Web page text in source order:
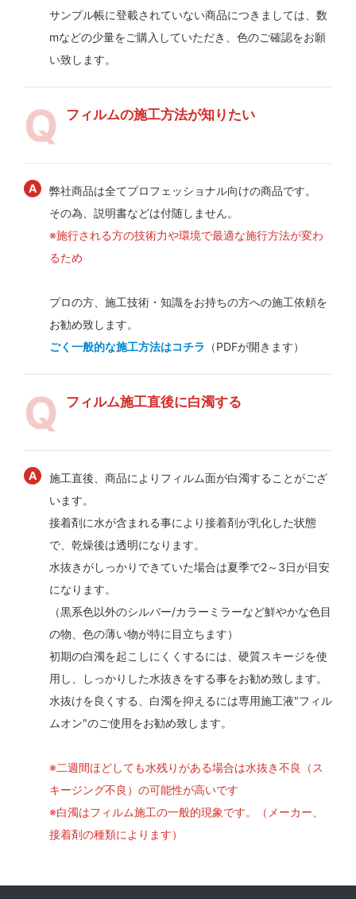
サンプル帳に登載されていない商品につきましては、数
mなどの少量をご購入していただき、色のご確認をお願
い致します。
フィルムの施工方法が知りたい
弊社商品は全てプロフェッショナル向けの商品です。
その為、説明書などは付随しません。
※施行される方の技術力や環境で最適な施行方法が変わ
るため
プロの方、施工技術・知識をお持ちの方への施工依頼を
お勧め致します。
ごく一般的な施工方法はコチラ （PDFが開きます）
フィルム施工直後に白濁する
施工直後、商品によりフィルム面が白濁することがござ
います。
接着剤に水が含まれる事により接着剤が乳化した状態
で、乾燥後は透明になります。
水抜きがしっかりできていた場合は夏季で2～3日が目安
になります。
（黒系色以外のシルバー/カラーミラーなど鮮やかな色目
の物、色の薄い物が特に目立ちます）
初期の白濁を起こしにくくするには、硬質スキージを使
用し、しっかりした水抜きをする事をお勧め致します。
水抜けを良くする、白濁を抑えるには専用施工液"フィル
ムオン"のご使用をお勧め致します。
※二週間ほどしても水残りがある場合は水抜き不良（ス
キージング不良）の可能性が高いです
※白濁はフィルム施工の一般的現象です。（メーカー、
接着剤の種類によります）